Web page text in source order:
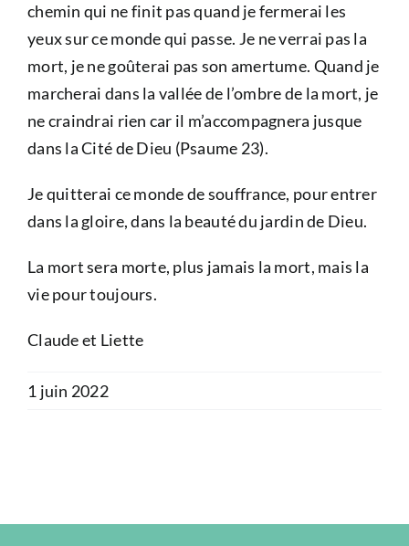
chemin qui ne finit pas quand je fermerai les
yeux sur ce monde qui passe. Je ne verrai pas la
mort, je ne goûterai pas son amertume. Quand je
marcherai dans la vallée de l’ombre de la mort, je
ne craindrai rien car il m’accompagnera jusque
dans la Cité de Dieu (Psaume 23).
Je quitterai ce monde de souffrance, pour entrer
dans la gloire, dans la beauté du jardin de Dieu.
La mort sera morte, plus jamais la mort, mais la
vie pour toujours.
Claude et Liette
1 juin 2022